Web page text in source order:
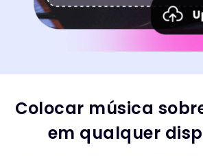
Colocar música
em qualquer